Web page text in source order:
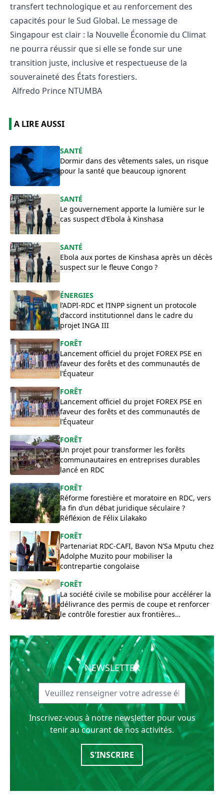
transfert technologique et au renforcement des
capacités pour le Sud Global. Le message de
Singapour est clair : la Nouvelle Économie du Climat
ne pourra réussir que si elle se fonde sur une
transition juste, inclusive et respectueuse de la
souveraineté des États forestiers.
Alfredo Prince NTUMBA
A LIRE AUSSI
SANTÉ
Dormir dans des vêtements sales, un risque
pour la santé que beaucoup ignorent
SANTÉ
Le gouvernement apporte la lumière sur le
cas suspect d’Ebola à Kinshasa
SANTÉ
Ebola aux portes de Kinshasa après un décès
suspect sur le fleuve Congo ?
ÉNERGIES
l’ADPI-RDC et l’INPP signent un protocole
d’accord institutionnel dans le cadre du
projet INGA III
FORÊT
Lancement officiel du projet FOREX PSE en
faveur des forêts et des communautés de
l’Équateur
FORÊT
Lancement officiel du projet FOREX PSE en
faveur des forêts et des communautés de
l’Équateur
FORÊT
Un projet pour transformer les forêts
communautaires en entreprises durables
lancé en RDC
FORÊT
Réforme forestière et moratoire en RDC, vers
la fin d’un débat juridique séculaire ?
Réfléxion de Félix Lilakako
FORÊT
Partenariat RDC-CAFI, Bavon N’Sa Mputu chez
Adolphe Muzito pour mobiliser la
contrepartie congolaise
FORÊT
La société civile se mobilise pour accélérer la
délivrance des permis de coupe et renforcer
le contrôle forestier aux frontières
NEWSLETTER
Inscrivez-vous à notre newsletter pour vous
tenir au courant de nos activités.
S'INSCRIRE